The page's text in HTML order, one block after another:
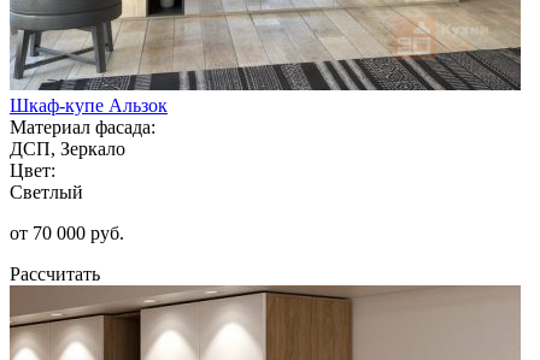
Шкаф-купе Альзок
Материал фасада:
ДСП, Зеркало
Цвет:
Светлый
от 70 000 руб.
Рассчитать